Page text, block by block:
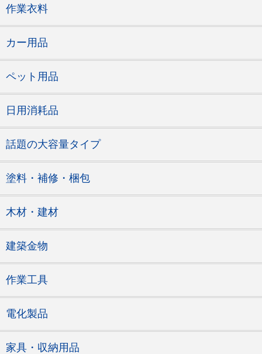
作業衣料
カー用品
ペット用品
日用消耗品
話題の大容量タイプ
塗料・補修・梱包
木材・建材
建築金物
作業工具
電化製品
家具・収納用品